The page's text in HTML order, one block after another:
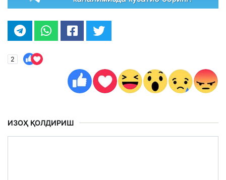
2
ИЗОҲ ҚОЛДИРИШ